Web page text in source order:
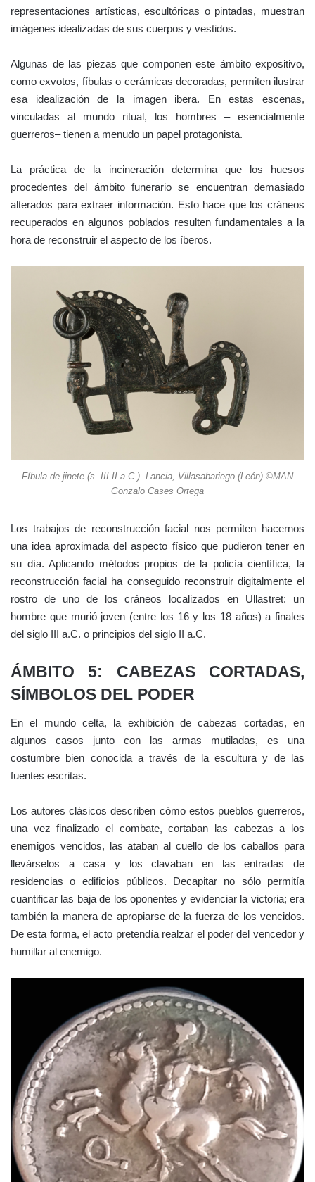
representaciones artísticas, escultóricas o pintadas, muestran
imágenes idealizadas de sus cuerpos y vestidos.
Algunas de las piezas que componen este ámbito expositivo,
como exvotos, fíbulas o cerámicas decoradas, permiten ilustrar
esa idealización de la imagen ibera. En estas escenas,
vinculadas al mundo ritual, los hombres – esencialmente
guerreros– tienen a menudo un papel protagonista.
La práctica de la incineración determina que los huesos
procedentes del ámbito funerario se encuentran demasiado
alterados para extraer información. Esto hace que los cráneos
recuperados en algunos poblados resulten fundamentales a la
hora de reconstruir el aspecto de los íberos.
Fíbula de jinete (s. III-II a.C.). Lancia, Villasabariego (León) ©MAN
Gonzalo Cases Ortega
Los trabajos de reconstrucción facial nos permiten hacernos
una idea aproximada del aspecto físico que pudieron tener en
su día. Aplicando métodos propios de la policía científica, la
reconstrucción facial ha conseguido reconstruir digitalmente el
rostro de uno de los cráneos localizados en Ullastret: un
hombre que murió joven (entre los 16 y los 18 años) a finales
del siglo III a.C. o principios del siglo II a.C.
ÁMBITO 5: CABEZAS CORTADAS,
SÍMBOLOS DEL PODER
En el mundo celta, la exhibición de cabezas cortadas, en
algunos casos junto con las armas mutiladas, es una
costumbre bien conocida a través de la escultura y de las
fuentes escritas.
Los autores clásicos describen cómo estos pueblos guerreros,
una vez finalizado el combate, cortaban las cabezas a los
enemigos vencidos, las ataban al cuello de los caballos para
llevárselos a casa y los clavaban en las entradas de
residencias o edificios públicos. Decapitar no sólo permitía
cuantificar las baja de los oponentes y evidenciar la victoria; era
también la manera de apropiarse de la fuerza de los vencidos.
De esta forma, el acto pretendía realzar el poder del vencedor y
humillar al enemigo.